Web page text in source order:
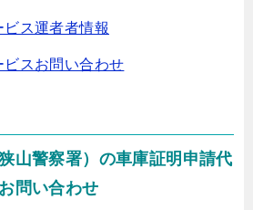
ス運者者情報
スお問い合わせ
山警察署）の車庫証明申請代
問い合わせ